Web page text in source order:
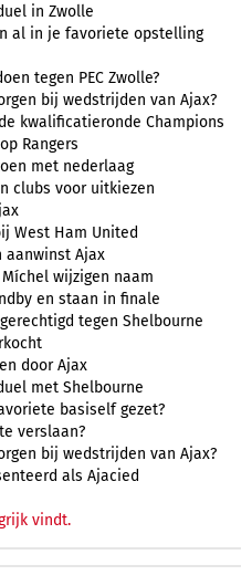
in Zwolle
al in je favoriete opstelling
tegen PEC Zwolle?
bij wedstrijden van Ajax?
kwalificatieronde Champions
Rangers
met nederlaag
clubs voor uitkiezen
West Ham United
aanwinst Ajax
wijzigen naam
en staan in finale
tegen Shelbourne
door Ajax
met Shelbourne
basiself gezet?
verslaan?
bij wedstrijden van Ajax?
als Ajacied
vindt.